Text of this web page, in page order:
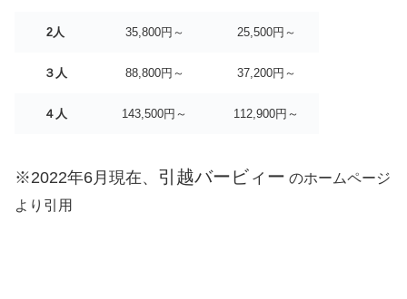
2人 35,800円～ 25,500円～
３人 88,800円～ 37,200円～
４人 143,500円～ 112,900円～
※2022年6月現在、 引越バービィー のホームページ
より引用